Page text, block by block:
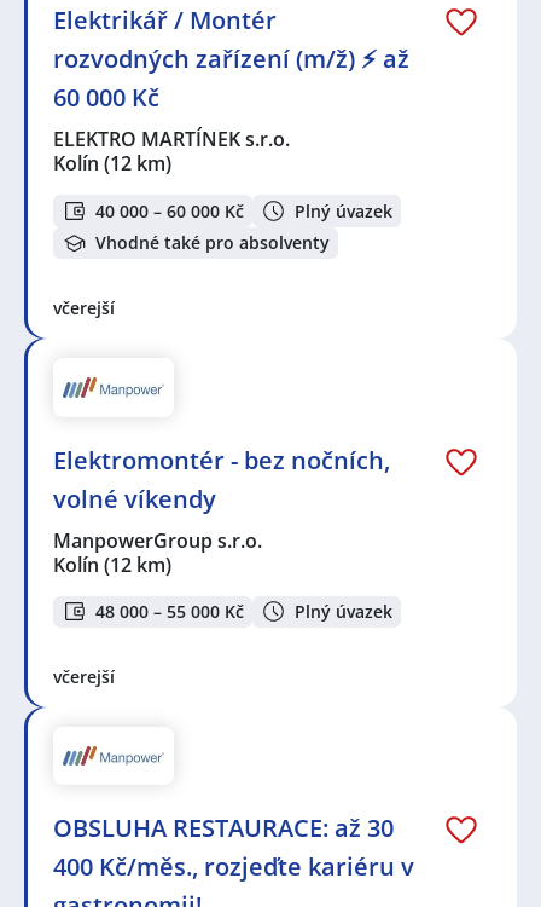
Elektrikář / Montér
rozvodných zařízení (m/ž) ⚡ až
60 000 Kč
ELEKTRO MARTÍNEK s.r.o.
Kolín (12 km)
40 000 – 60 000 Kč
Plný úvazek
Vhodné také pro absolventy
včerejší
Elektromontér - bez nočních,
volné víkendy
ManpowerGroup s.r.o.
Kolín (12 km)
48 000 – 55 000 Kč Plný úvazek
včerejší
OBSLUHA RESTAURACE: až 30
400 Kč/měs., rozjeďte kariéru v